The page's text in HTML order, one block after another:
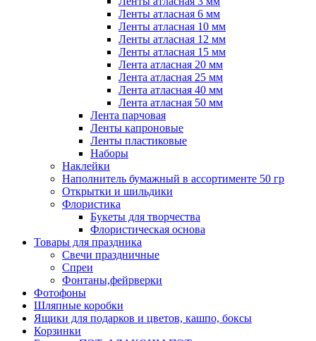
Ленты атласная 6 мм
Ленты атласная 10 мм
Ленты атласная 12 мм
Ленты атласная 15 мм
Лента атласная 20 мм
Лента атласная 25 мм
Лента атласная 40 мм
Лента атласная 50 мм
Лента парчовая
Ленты капроновые
Ленты пластиковые
Наборы
Наклейки
Наполнитель бумажный в ассортименте 50 гр
Открытки и шильдики
Флористика
Букеты для творчества
Флористическая основа
Товары для праздника
Свечи праздничные
Спреи
Фонтаны,фейрверки
Фотофоны
Шляпные коробки
Ящики для подарков и цветов, кашпо, боксы
Корзинки